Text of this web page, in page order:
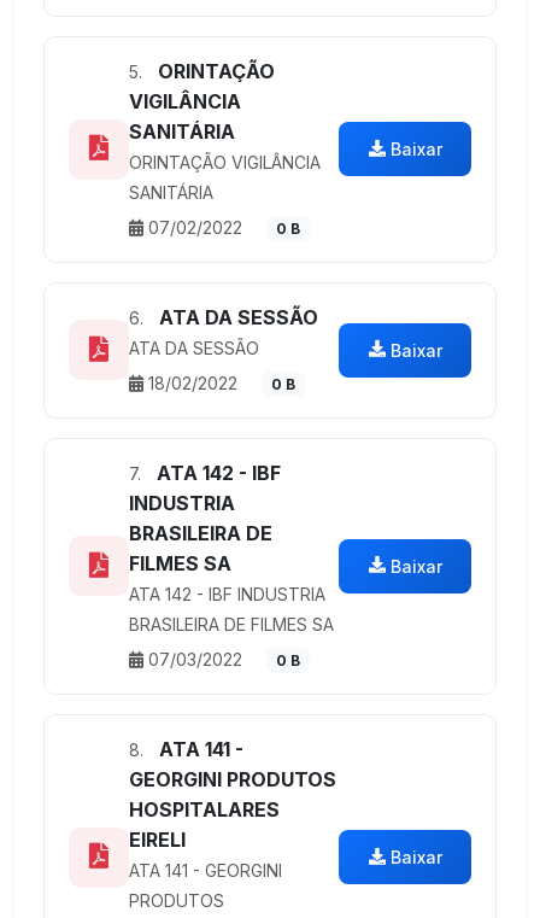
5.
ORINTAÇÃO
VIGILÂNCIA
SANITÁRIA
ORINTAÇÃO VIGILÂNCIA
SANITÁRIA
07/02/2022
0 B
Baixar
6. ATA DA SESSÃO
ATA DA SESSÃO
18/02/2022
0 B
Baixar
7.
ATA 142 - IBF
INDUSTRIA
BRASILEIRA DE
FILMES SA
ATA 142 - IBF INDUSTRIA
BRASILEIRA DE FILMES SA
07/03/2022
0 B
Baixar
8.
ATA 141 -
GEORGINI PRODUTOS
HOSPITALARES
EIRELI
ATA 141 - GEORGINI
PRODUTOS
Baixar